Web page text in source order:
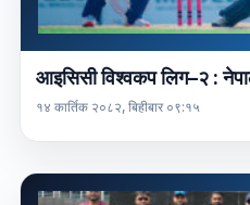
आइसिसी विश्वकप लिग–२ :
१४ कार्तिक २०८२, बिहीबार ०९:१५